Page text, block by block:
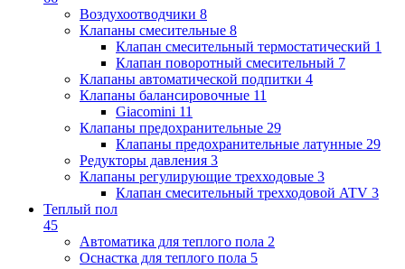
Воздухоотводчики 8
Клапаны cмесительные 8
Клапан cмесительный термостатический 1
Клапан поворотный cмесительный 7
Клапаны автоматической подпитки 4
Клапаны балансировочные 11
Giacomini 11
Клапаны предохранительные 29
Клапаны предохранительные латунные 29
Редукторы давления 3
Клапаны регулирующие трехходовые 3
Клапан смесительный трехходовой ATV 3
Теплый пол
45
Автоматика для теплого пола 2
Оснастка для теплого пола 5